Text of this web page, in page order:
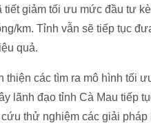
tiết giảm tối ưu mức đầu tư
km. Tỉnh vẫn sẽ tiếp tục
quả.
thiện các tìm ra mô hình tối
lãnh đạo tỉnh Cà Mau tiếp
thử nghiệm các giải pháp